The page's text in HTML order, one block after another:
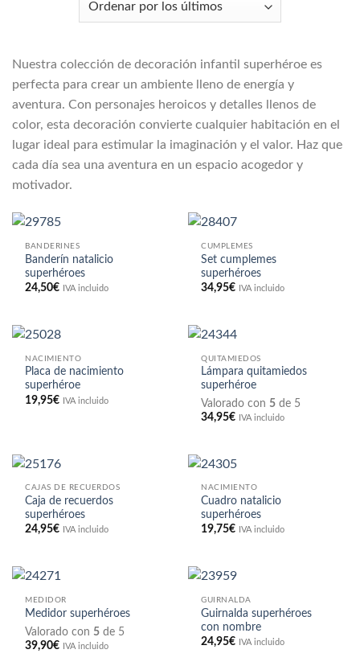
Nuestra colección de decoración infantil superhéroe es
perfecta para crear un ambiente lleno de energía y
aventura. Con personajes heroicos y detalles llenos de
color, esta decoración convierte cualquier habitación en el
lugar ideal para estimular la imaginación y el valor. Haz que
cada día sea una aventura en un espacio acogedor y
motivador.
BANDERINES
Banderín natalicio
superhéroes
24,50€ IVA incluido
CUMPLEMES
Set cumplemes
superhéroes
34,95€ IVA incluido
NACIMIENTO
Placa de nacimiento
superhéroe
19,95€ IVA incluido
QUITAMIEDOS
Lámpara quitamiedos
superhéroe
Valorado con 5 de 5
34,95€ IVA incluido
CAJAS DE RECUERDOS
Caja de recuerdos
superhéroes
24,95€ IVA incluido
NACIMIENTO
Cuadro natalicio
superhéroes
19,75€ IVA incluido
MEDIDOR
Medidor superhéroes
Valorado con 5 de 5
39,90€ IVA incluido
GUIRNALDA
Guirnalda superhéroes
con nombre
24,95€ IVA incluido